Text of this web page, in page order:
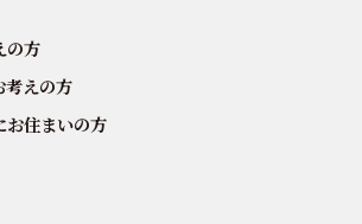
の方
考えの方
お住まいの方